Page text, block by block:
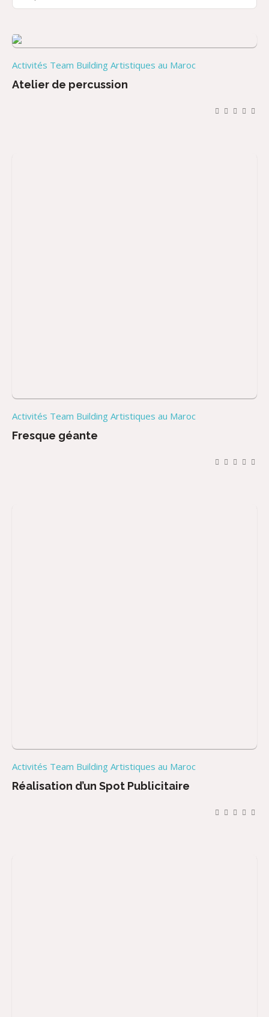
Activités Team Building Artistiques au Maroc
Atelier de percussion
Activités Team Building Artistiques au Maroc
Fresque géante
Activités Team Building Artistiques au Maroc
Réalisation d’un Spot Publicitaire